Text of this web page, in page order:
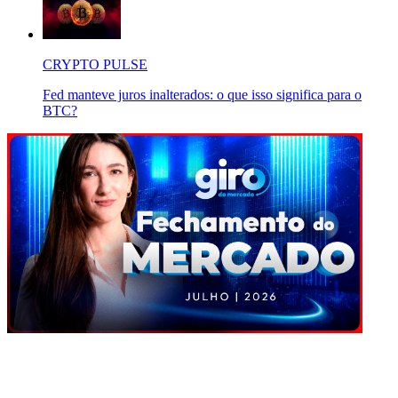
CRYPTO PULSE
Fed manteve juros inalterados: o que isso significa para o
BTC?